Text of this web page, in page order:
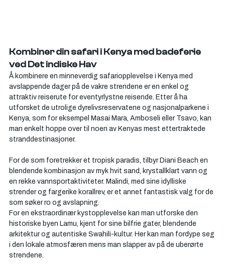
Kombiner din safari i Kenya med badeferie
ved Det indiske Hav
Å kombinere en minneverdig safariopplevelse i Kenya med
avslappende dager på de vakre strendene er en enkel og
attraktiv reiserute for eventyrlystne reisende. Etter å ha
utforsket de utrolige dyrelivsreservatene og nasjonalparkene i
Kenya, som for eksempel Masai Mara, Amboseli eller Tsavo, kan
man enkelt hoppe over til noen av Kenyas mest ettertraktede
stranddestinasjoner.
For de som foretrekker et tropisk paradis, tilbyr Diani Beach en
blendende kombinasjon av myk hvit sand, krystallklart vann og
en rekke vannsportaktiviteter. Malindi, med sine idylliske
strender og fargerike korallrev, er et annet fantastisk valg for de
som søker ro og avslapning.
For en ekstraordinær kystopplevelse kan man utforske den
historiske byen Lamu, kjent for sine bilfrie gater, blendende
arkitektur og autentiske Swahili-kultur. Her kan man fordype seg
i den lokale atmosfæren mens man slapper av på de uberørte
strendene.